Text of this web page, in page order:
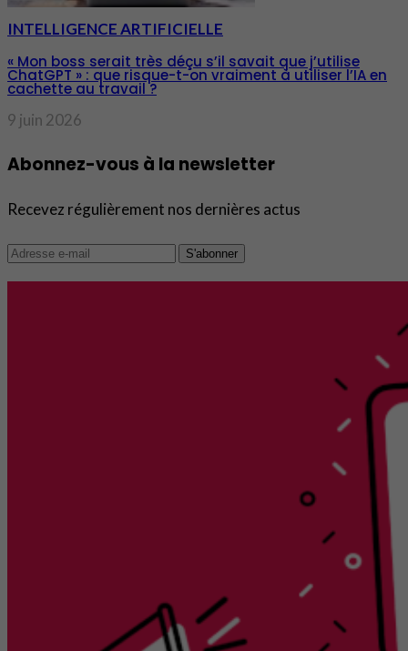
INTELLIGENCE ARTIFICIELLE
« Mon boss serait très déçu s’il savait que j’utilise
ChatGPT » : que risque-t-on vraiment à utiliser l’IA en
cachette au travail ?
9 juin 2026
Abonnez-vous à la newsletter
Recevez régulièrement nos dernières actus
S'abonner